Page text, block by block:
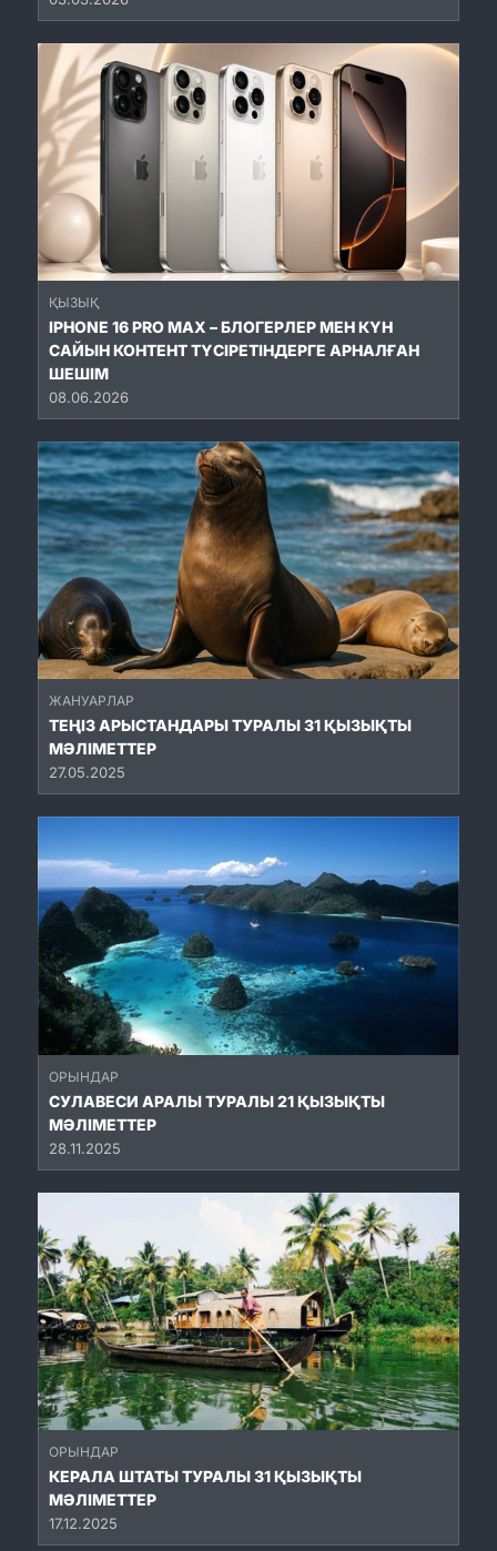
ҚЫЗЫҚ
IPHONE 16 PRO MAX – БЛОГЕРЛЕР МЕН КҮН
САЙЫН КОНТЕНТ ТҮСІРЕТІНДЕРГЕ АРНАЛҒАН
ШЕШІМ
08.06.2026
ЖАНУАРЛАР
ТЕҢІЗ АРЫСТАНДАРЫ ТУРАЛЫ 31 ҚЫЗЫҚТЫ
МӘЛІМЕТТЕР
27.05.2025
ОРЫНДАР
СУЛАВЕСИ АРАЛЫ ТУРАЛЫ 21 ҚЫЗЫҚТЫ
МӘЛІМЕТТЕР
28.11.2025
ОРЫНДАР
КЕРАЛА ШТАТЫ ТУРАЛЫ 31 ҚЫЗЫҚТЫ
МӘЛІМЕТТЕР
17.12.2025